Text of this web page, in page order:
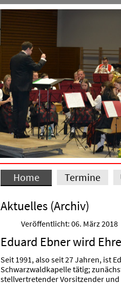
Home Termine
Aktuelles (Archiv)
Veröffentlicht: 06. März 2018
Eduard Ebner wird
Seit 1991, also seit 27 Jahren, ist
Schwarzwaldkapelle tätig;
stellvertretender Vorsitzender und